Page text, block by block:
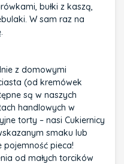
bułki z kaszą,
W sam raz na
z domowymi
(od kremówek
są w naszych
handlowych w
torty – nasi Cukiernicy
smaku lub
pojemność pieca!
od małych torcików